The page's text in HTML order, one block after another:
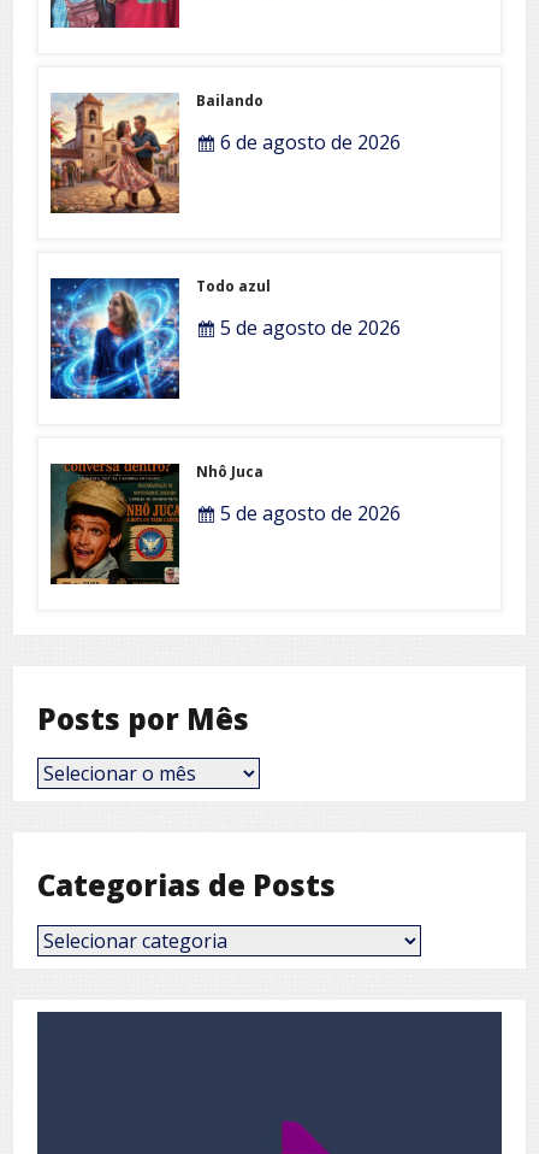
Bailando
6 de agosto de 2026
Todo azul
5 de agosto de 2026
Nhô Juca
5 de agosto de 2026
Posts por Mês
Posts
por
Categorias de Posts
Categorias
de